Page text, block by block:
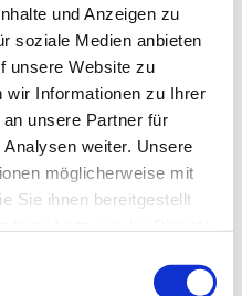
und Anzeigen zu
soziale Medien anbieten
unsere Website zu
wir Informationen zu Ihrer
unsere Partner für
weiter. Unsere
möglicherweise mit
Sie ihnen bereitgestellt
Sie auch